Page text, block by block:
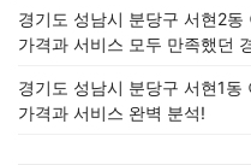
경기도 성남시 분당구 서현2
가격과 서비스 모두 만족했던
경기도 성남시 분당구 서현1
가격과 서비스 완벽 분석!